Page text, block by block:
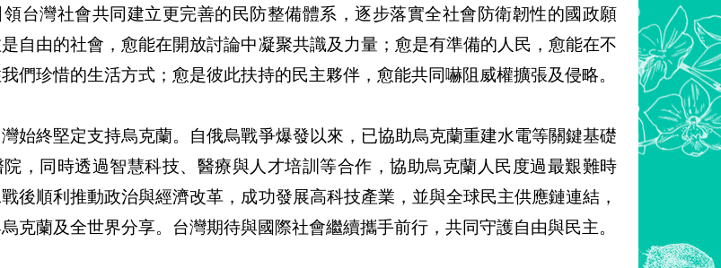
台灣社會共同建立更完善的民防整備體系，逐步落實全社會防衛韌性的國政願
自由的社會，愈能在開放討論中凝聚共識及力量；愈是有準備的人民，愈能在不
們珍惜的生活方式；愈是彼此扶持的民主夥伴，愈能共同嚇阻威權擴張及侵略。
始終堅定支持烏克蘭。自俄烏戰爭爆發以來，已協助烏克蘭重建水電等關鍵基礎
，同時透過智慧科技、醫療與人才培訓等合作，協助烏克蘭人民度過最艱難時
後順利推動政治與經濟改革，成功發展高科技產業，並與全球民主供應鏈連結，
克蘭及全世界分享。台灣期待與國際社會繼續攜手前行，共同守護自由與民主。